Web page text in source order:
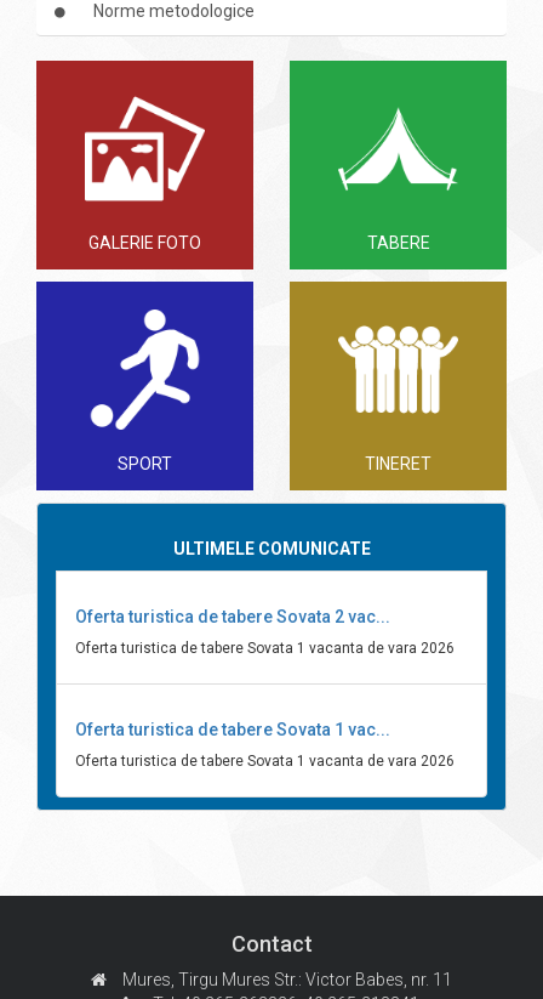
Norme metodologice
GALERIE FOTO TABERE
SPORT TINERET
ULTIMELE COMUNICATE
Oferta turistica de tabere Sovata 2 vac...
Oferta turistica de tabere Sovata 1 vacanta de vara 2026
Oferta turistica de tabere Sovata 1 vac...
Oferta turistica de tabere Sovata 1 vacanta de vara 2026
Contact
Mures, Tirgu Mures Str.: Victor Babes, nr. 11